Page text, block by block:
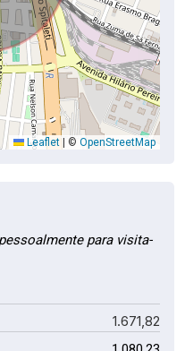
Leaflet © OpenStreetMap
para visita-
1.671,82